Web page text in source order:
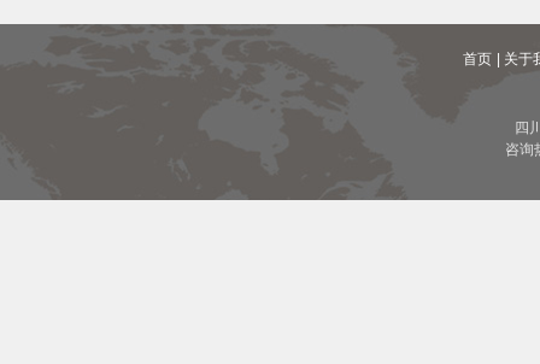
首页 | 关于
四
咨